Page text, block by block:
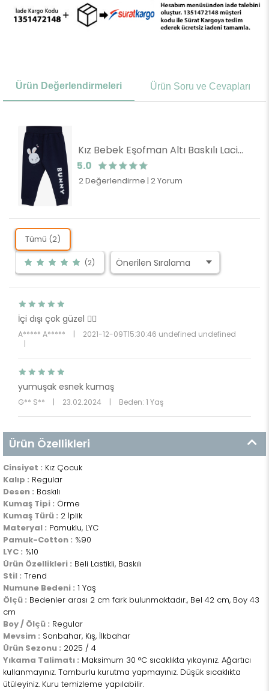
Ürün Değerlendirmeleri Ürün Soru ve Cevapları
Kız Bebek Eşofman Altı Baskılı Lacivert (9 Ay)
5.0
2 Değerlendirme | 2 Yorum
Tümü (2)
(2)
İçi dışı çok güzel 👍🏻
A***** A***** |
2021-12-09T15:30:46 undefined undefined
|
yumuşak esnek kumaş
G** S** | 23.02.2024 | Beden: 1 Yaş
Ürün Özellikleri
Cinsiyet : Kız Çocuk
Kalıp : Regular
Desen : Baskılı
Kumaş Tipi : Örme
Kumaş Türü : 2 İplik
Materyal : Pamuklu, LYC
Pamuk-Cotton : %90
LYC : %10
Ürün Özellikleri : Beli Lastikli, Baskılı
Stil : Trend
Numune Bedeni : 1 Yaş
Ölçü : Bedenler arası 2 cm fark bulunmaktadır., Bel 42 cm, Boy 43
cm
Boy / Ölçü : Regular
Mevsim : Sonbahar, Kış, İlkbahar
Ürün Sezonu : 2025 / 4
Yıkama Talimatı : Maksimum 30 °C sıcaklıkta yıkayınız. Ağartıcı
kullanmayınız. Tamburlu kurutma yapmayınız. Düşük sıcaklıkta
ütüleyiniz. Kuru temizleme yapılabilir.